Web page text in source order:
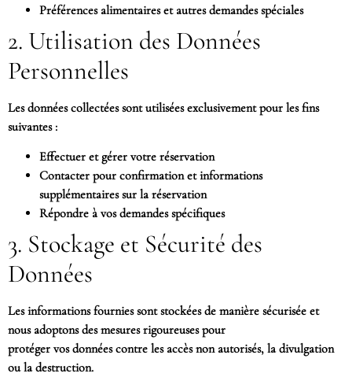
Préférences alimentaires et autres demandes spéciales
2. Utilisation des Données
Personnelles
Les données collectées sont utilisées exclusivement pour les fins
suivantes :
Effectuer et gérer votre réservation
Contacter pour confirmation et informations
supplémentaires sur la réservation
Répondre à vos demandes spécifiques
3. Stockage et Sécurité des
Données
Les informations fournies sont stockées de manière sécurisée et
nous adoptons des mesures rigoureuses pour
protéger vos données contre les accès non autorisés, la divulgation
ou la destruction.